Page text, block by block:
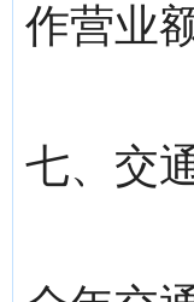
作营业
七、交